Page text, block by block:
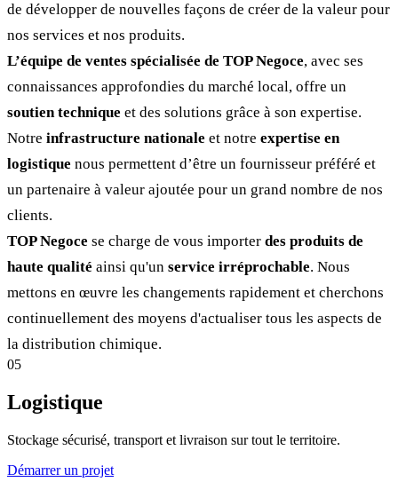
de développer de nouvelles façons de créer de la valeur pour
nos services et nos produits.
L’équipe de ventes spécialisée de TOP Negoce, avec ses
connaissances approfondies du marché local, offre un
soutien technique et des solutions grâce à son expertise.
Notre infrastructure nationale et notre expertise en
logistique nous permettent d’être un fournisseur préféré et
un partenaire à valeur ajoutée pour un grand nombre de nos
clients.
TOP Negoce se charge de vous importer des produits de
haute qualité ainsi qu'un service irréprochable. Nous
mettons en œuvre les changements rapidement et cherchons
continuellement des moyens d'actualiser tous les aspects de
la distribution chimique.
05
Logistique
Stockage sécurisé, transport et livraison sur tout le territoire.
Démarrer un projet